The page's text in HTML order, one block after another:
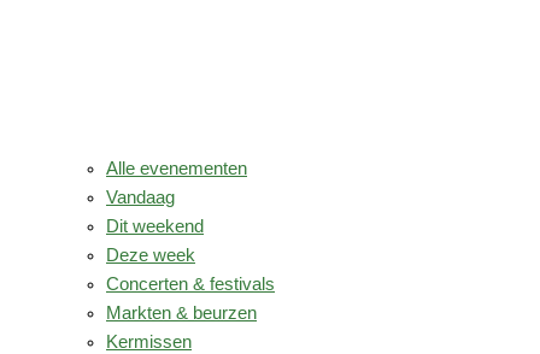
Alle evenementen
Vandaag
Dit weekend
Deze week
Concerten & festivals
Markten & beurzen
Kermissen